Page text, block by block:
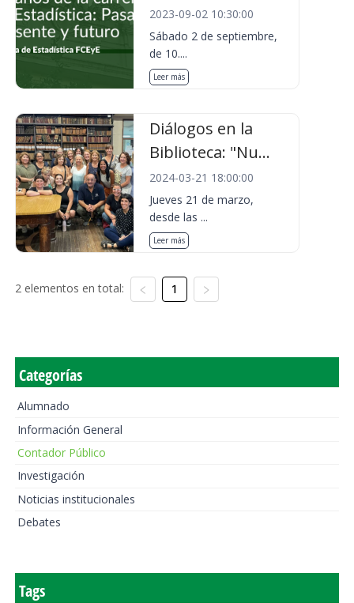
2023-09-02 10:30:00
Sábado 2 de septiembre,
de 10....
Leer más
Diálogos en la
Biblioteca: "Nu...
2024-03-21 18:00:00
Jueves 21 de marzo,
desde las ...
Leer más
2 elementos en total: 1
Categorías
Alumnado
Información General
Contador Público
Investigación
Noticias institucionales
Debates
Tags